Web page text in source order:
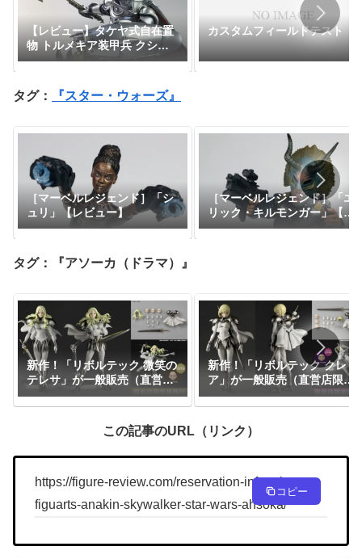
【レビュー】タケヤ式自在置
物 トルメキア装甲兵 クシャ
ナ親衛隊Ver.『風の谷のナウ
カスタムフィールドテスト
タグ： 『スター・ウォーズ』
［マーベルレジェンド］「シ
ュリ」【レビュー】
［マーベルレジェンド］「エ
リック・キルモンガー」【レ
ビュー】
タグ：『アソーカ（ドラマ）』
新作！「リボルテック 微笑の
テレサ」が一般販売（直営店
限定特典あり）で予約開始！
『CLAYMORE』｜定価9,900
円｜発売日2026年11月予定
新作！「リボルテック クレ
ア」が一般販売（直営店限定
特典あり）で予約開始！
『CLAYMORE』｜定価9,900
円｜発売日2026年11月予定
この記事のURL（リンク）
https://figure-review.com/reservation-info-s-h-
figuarts-anakin-skywalker-star-wars-ahsoka/
コピー